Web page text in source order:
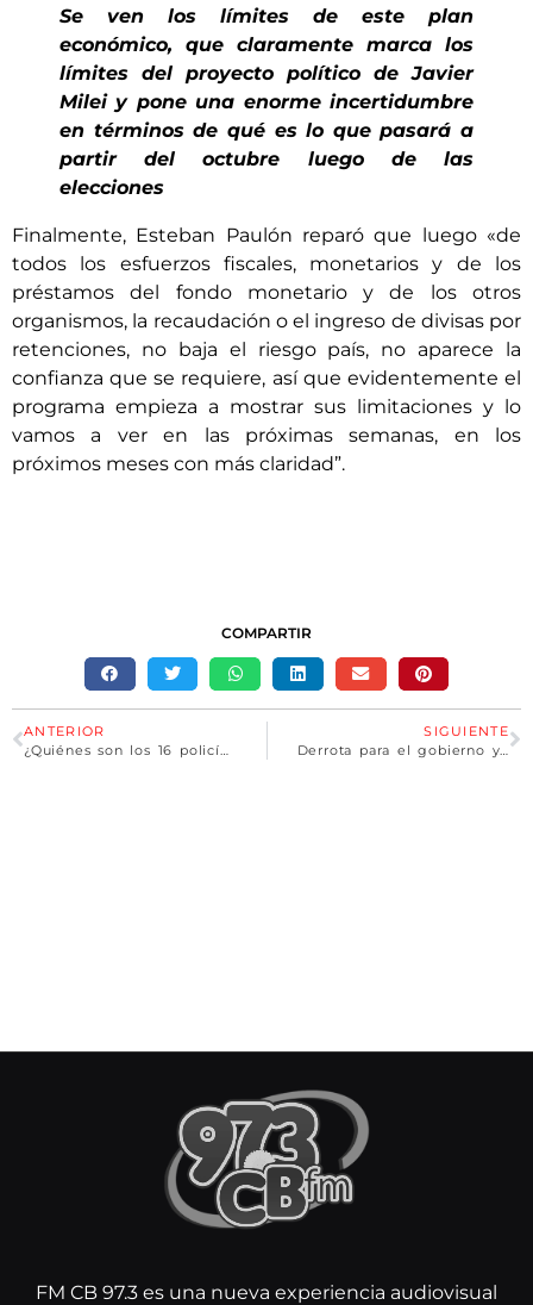
Se ven los límites de este plan
económico, que claramente marca los
límites del proyecto político de Javier
Milei y pone una enorme incertidumbre
en términos de qué es lo que pasará a
partir del octubre luego de las
elecciones
Finalmente, Esteban Paulón reparó que luego «de
todos los esfuerzos fiscales, monetarios y de los
préstamos del fondo monetario y de los otros
organismos, la recaudación o el ingreso de divisas por
retenciones, no baja el riesgo país, no aparece la
confianza que se requiere, así que evidentemente el
programa empieza a mostrar sus limitaciones y lo
vamos a ver en las próximas semanas, en los
próximos meses con más claridad”.
COMPARTIR
ANTERIOR
SIGUIENTE
FM CB 97.3 es una nueva experiencia audiovisual